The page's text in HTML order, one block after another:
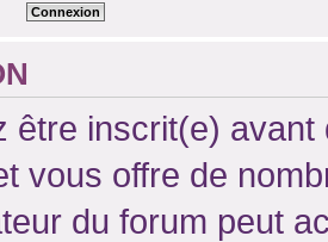
être inscrit(e) avant
vous offre de
du forum peut